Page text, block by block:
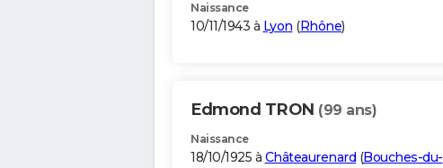
Naissance
10/11/1943 à Lyon (Rhône)
Edmond TRON (99 ans)
Naissance
18/10/1925 à Châteaurenard (Bouches-du-